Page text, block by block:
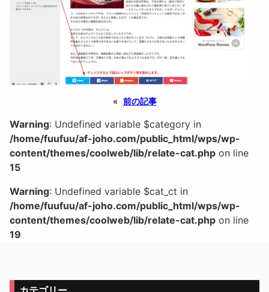
« 前の記事
Warning: Undefined variable $category in
/home/fuufuu/af-joho.com/public_html/wps/wp-
content/themes/coolweb/lib/relate-cat.php on line
15
Warning: Undefined variable $cat_ct in
/home/fuufuu/af-joho.com/public_html/wps/wp-
content/themes/coolweb/lib/relate-cat.php on line
19